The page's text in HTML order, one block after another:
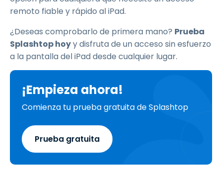
remoto fiable y rápido al iPad.
¿Deseas comprobarlo de primera mano? Prueba
Splashtop hoyy disfruta de un acceso sin esfuerzo
a la pantalla del iPad desde cualquier lugar.
¡Empieza ahora!
Comienza tu prueba gratuita de Splashtop
Prueba gratuita